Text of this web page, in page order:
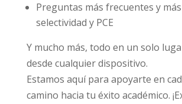
Preguntas más frecuentes y
selectividad y PCE
Y mucho más, todo en un solo
desde cualquier dispositivo.
Estamos aquí para apoyarte en
camino hacia tu éxito académico.